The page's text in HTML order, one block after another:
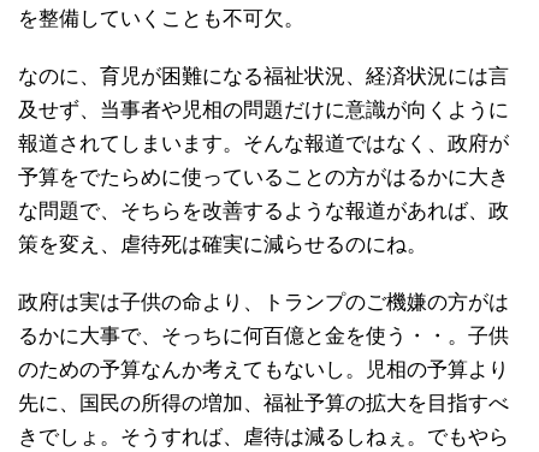
を整備していくことも不可欠。
なのに、育児が困難になる福祉状況、経済状況には言
及せず、当事者や児相の問題だけに意識が向くように
報道されてしまいます。そんな報道ではなく、政府が
予算をでたらめに使っていることの方がはるかに大き
な問題で、そちらを改善するような報道があれば、政
策を変え、虐待死は確実に減らせるのにね。
政府は実は子供の命より、トランプのご機嫌の方がは
るかに大事で、そっちに何百億と金を使う・・。子供
のための予算なんか考えてもないし。児相の予算より
先に、国民の所得の増加、福祉予算の拡大を目指すべ
きでしょ。そうすれば、虐待は減るしねぇ。でもやら